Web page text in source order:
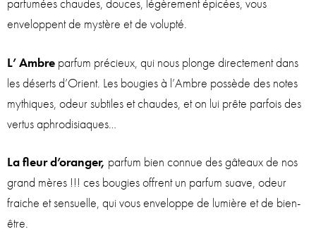
parfumées chaudes, douces, légèrement épicées, vous
enveloppent de mystère et de volupté.
L’ Ambre parfum précieux, qui nous plonge directement dans
les déserts d’Orient. Les bougies à l’Ambre possède des notes
mythiques, odeur subtiles et chaudes, et on lui prête parfois des
vertus aphrodisiaques…
La fleur d’oranger, parfum bien connue des gâteaux de nos
grand mères !!! ces bougies offrent un parfum suave, odeur
fraiche et sensuelle, qui vous enveloppe de lumière et de bien-
être.